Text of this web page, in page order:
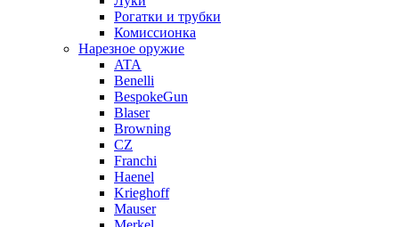
Рогатки и трубки
Комиссионка
Нарезное оружие
ATA
Benelli
BespokeGun
Blaser
Browning
CZ
Franchi
Haenel
Krieghoff
Mauser